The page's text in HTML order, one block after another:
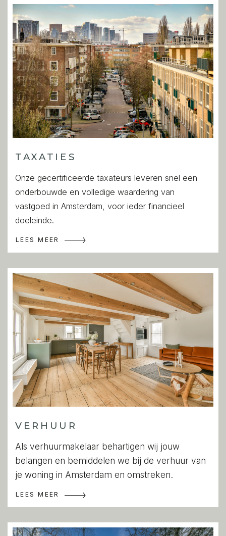
TAXATIES
Onze gecertificeerde taxateurs leveren snel een
onderbouwde en volledige waardering van
vastgoed in Amsterdam, voor ieder financieel
doeleinde.
LEES MEER
VERHUUR
Als verhuurmakelaar behartigen wij jouw
belangen en bemiddelen we bij de verhuur van
je woning in Amsterdam en omstreken.
LEES MEER